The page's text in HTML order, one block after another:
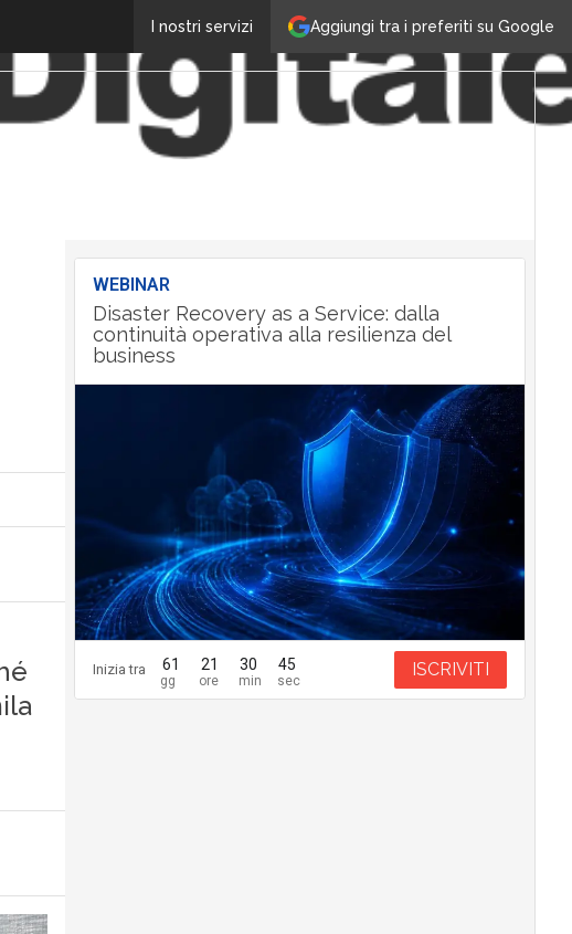
Aggiungi tra i preferiti su Google
I nostri servizi
WEBINAR
Disaster Recovery as a Service: dalla
continuità operativa alla resilienza del
business
Inizia tra 61 21 30 44 ISCRIVITI